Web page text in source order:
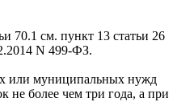
70.1 см. пункт 13 статьи 26
N 499-ФЗ.
или муниципальных нужд
не более чем три года, а при